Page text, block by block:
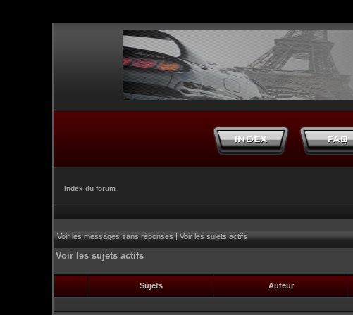
Index du forum
Voir les messages sans réponses|Voir les sujets actifs
Voir les sujets actifs
Sujets Auteur